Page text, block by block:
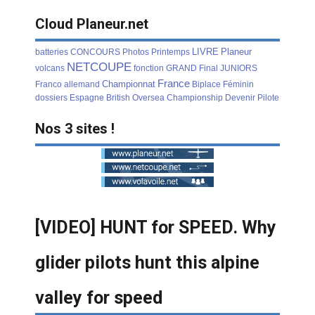
Cloud Planeur.net
batteries CONCOURS Photos Printemps LIVRE Planeur
volcans NETCOUPE fonction GRAND Final JUNIORS
Franco allemand Championnat France Biplace Féminin
dossiers Espagne British Oversea Championship Devenir Pilote
Nos 3 sites !
[VIDEO] HUNT for SPEED. Why
glider pilots hunt this alpine
valley for speed